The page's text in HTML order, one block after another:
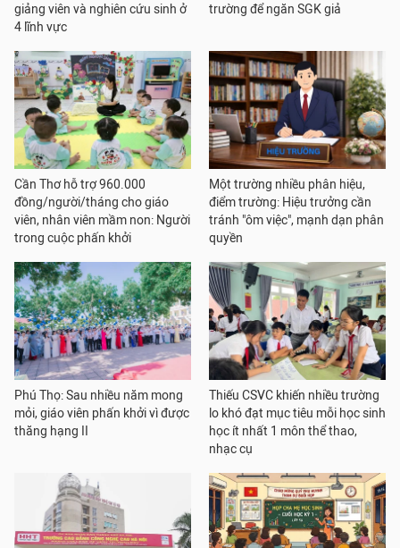
giảng viên và nghiên cứu sinh ở
4 lĩnh vực
trường để ngăn SGK giả
Cần Thơ hỗ trợ 960.000
đồng/người/tháng cho giáo
viên, nhân viên mầm non: Người
trong cuộc phấn khởi
Một trường nhiều phân hiệu,
điểm trường: Hiệu trưởng cần
tránh "ôm việc", mạnh dạn phân
quyền
Phú Thọ: Sau nhiều năm mong
mỏi, giáo viên phấn khởi vì được
thăng hạng II
Thiếu CSVC khiến nhiều trường
lo khó đạt mục tiêu mỗi học sinh
học ít nhất 1 môn thể thao,
nhạc cụ